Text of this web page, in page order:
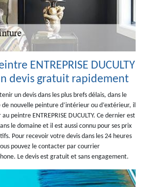
ENTREPRISE DUCULTY
devis gratuit rapidement
un devis dans les plus brefs délais, dans le
de nouvelle peinture d’intérieur ou d’extérieur, il
peintre ENTREPRISE DUCULTY. Ce dernier est
le domaine et il est aussi connu pour ses prix
Pour recevoir votre devis dans les 24 heures
pouvez le contacter par courrier
Le devis est gratuit et sans engagement.